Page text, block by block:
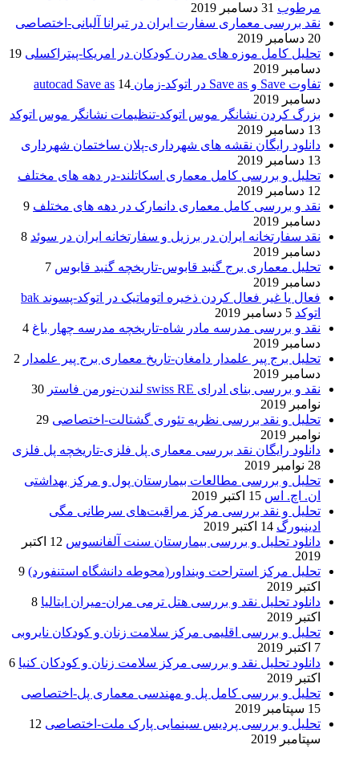
مرطوب 31 دسامبر 2019
نقد بررسی معماری سفارت ایران در تیرانا آلبانی-اختصاصی
20 دسامبر 2019
تحلیل کامل موزه های مدرن کودکان در امریکا-پیتراکسلی 19
دسامبر 2019
تفاوت Save و Save as در اتوکد-زمان autocad Save as
14
دسامبر 2019
بزرگ کردن نشانگر موس اتوکد-تنظیمات نشانگر موس اتوکد
13 دسامبر 2019
دانلود رایگان نقشه های شهرداری-پلان ساختمان شهرداری
13 دسامبر 2019
تحلیل و بررسی کامل معماری اسکاتلند-در دهه های مختلف
12 دسامبر 2019
نقد و بررسی کامل معماری دانمارک در دهه های مختلف 9
دسامبر 2019
نقد سفارتخانه ایران در برزیل و سفارتخانه ایران در سوئد 8
دسامبر 2019
تحلیل معماری برج گنبد قابوس-تاریخچه گنبد قابوس 7
دسامبر 2019
فعال یا غیر فعال کردن ذخیره اتوماتیک در اتوکد-پسوند bak
اتوکد 5 دسامبر 2019
نقد و بررسی مدرسه مادر شاه-تاریخچه مدرسه چهار باغ 4
دسامبر 2019
تحلیل برج پیر علمدار دامغان-تاریخ معماری برج پیر علمدار 2
دسامبر 2019
نقد و بررسی بنای ادرای swiss RE لندن-نورمن فاستر
30
نوامبر 2019
تحلیل و نقد بررسی نظریه تئوری گشتالت-اختصاصی 29
نوامبر 2019
دانلود رایگان نقد بررسی معماری پل فلزی-تاریخچه پل فلزی
28 نوامبر 2019
تحلیل و بررسی مطالعات بیمارستان پول و مرکز بهداشتی
ان. اچ. اس 15 اکتبر 2019
تحلیل و نقد بررسی مرکز مراقبت‌های سرطانی مگی
ادینبورگ 14 اکتبر 2019
دانلود تحلیل و بررسی بیمارستان سنت آلفانسوس
12 اکتبر
2019
تحلیل مرکز استراحت وینداور(محوطه دانشگاه استنفورد) 9
اکتبر 2019
دانلود تحلیل نقد و بررسی هتل ترمی مران-میران ایتالیا 8
اکتبر 2019
تحلیل و بررسی اقلیمی مرکز سلامت زنان و کودکان نایروبی
7 اکتبر 2019
دانلود تحلیل نقد و بررسی مرکز سلامت زنان و کودکان کنیا 6
اکتبر 2019
تحلیل و بررسی کامل پل و مهندسی معماری پل-اختصاصی
15 سپتامبر 2019
تحلیل و بررسی پردیس سینمایی پارک ملت-اختصاصی 12
سپتامبر 2019